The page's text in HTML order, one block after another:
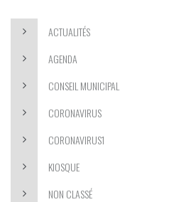
ACTUALITÉS
AGENDA
CONSEIL MUNICIPAL
CORONAVIRUS
CORONAVIRUS1
KIOSQUE
NON CLASSÉ